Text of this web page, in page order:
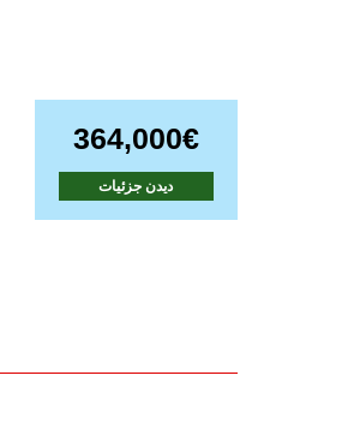
364,000€
دیدن جزئیات